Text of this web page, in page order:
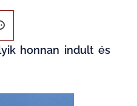
honnan indult és